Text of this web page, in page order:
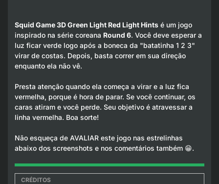
Squid Game 3D Green Light Red Light Hintsé um jogo
inspirado na série coreana Round 6. Você deve esperar a
luz ficar verde logo após a boneca da "batatinha 1 2 3"
virar de costas. Depois, basta correr em sua direção
enquanto ela não vê.
Presta atenção quando ela começa a virar e a luz fica
vermelha, porque é hora de parar. Se você continuar, os
caras atiram e você perde. Seu objetivo é atravessar a
linha vermelha. Boa sorte!
Não esqueça de AVALIAR este jogo nas estrelinhas
abaixo dos screenshots e nos comentários também 😁.